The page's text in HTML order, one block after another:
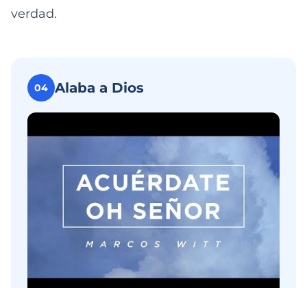
verdad.
04 Alaba a Dios